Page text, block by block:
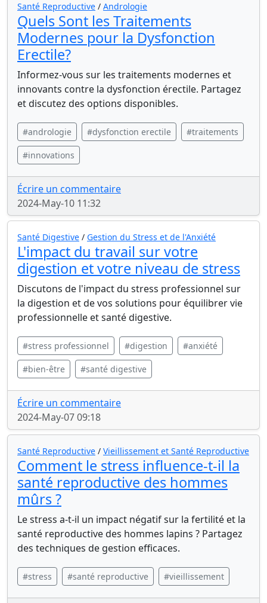
Santé Reproductive / Andrologie
Quels Sont les Traitements
Modernes pour la Dysfonction
Erectile?
Informez-vous sur les traitements modernes et
innovants contre la dysfonction érectile. Partagez
et discutez des options disponibles.
#andrologie #dysfonction erectile #traitements
#innovations
Écrire un commentaire
2024-May-10 11:32
Santé Digestive / Gestion du Stress et de l'Anxiété
L'impact du travail sur votre
digestion et votre niveau de stress
Discutons de l'impact du stress professionnel sur
la digestion et de vos solutions pour équilibrer vie
professionnelle et santé digestive.
#stress professionnel #digestion #anxiété
#bien-être #santé digestive
Écrire un commentaire
2024-May-07 09:18
Santé Reproductive / Vieillissement et Santé Reproductive
Comment le stress influence-t-il la
santé reproductive des hommes
mûrs ?
Le stress a-t-il un impact négatif sur la fertilité et la
santé reproductive des hommes lapins ? Partagez
des techniques de gestion efficaces.
#stress #santé reproductive #vieillissement